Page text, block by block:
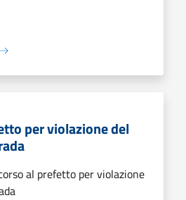
per violazione del
al prefetto per violazione